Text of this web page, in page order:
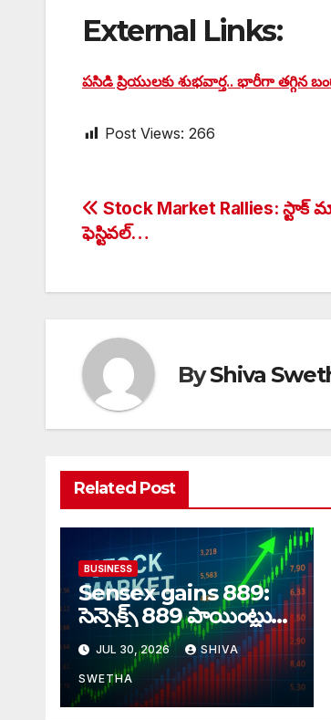
External Links:
పసిడి ప్రియులకు శుభవార్త.. భారీగా తగ్గిన
Post Views: 266
Post
navigation
Stock Market Rallies: స్టాక్
ఫెస్టివల్…
ByShiva
Related Post
BUSINESS
Sensex gains 889:
సెన్సెక్స్ 889 పాయింట్లు
జూమ్‌‌…
JUL 30, 2026 SHIVA
SWETHA